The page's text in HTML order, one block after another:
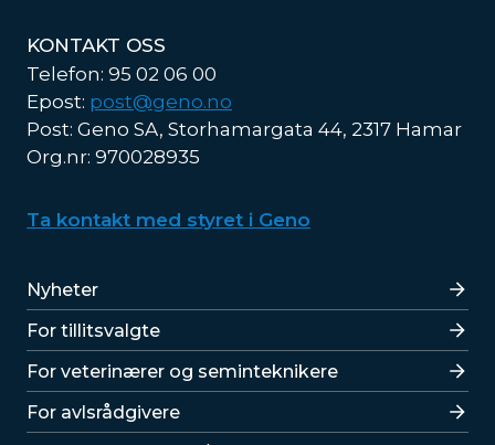
KONTAKT OSS
Telefon: 95 02 06 00
Epost: post@geno.no
Post: Geno SA, Storhamargata 44, 2317 Hamar
Org.nr: 970028935
Ta kontakt med styret i Geno
Lenker
Nyheter
For tillitsvalgte
For veterinærer og seminteknikere
For avlsrådgivere